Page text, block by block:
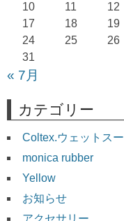
10
11 12
17
18 19
24
25 26
31
« 7月
カテゴリー
Coltex.ウェットス
monica rubber
Yellow
お知らせ